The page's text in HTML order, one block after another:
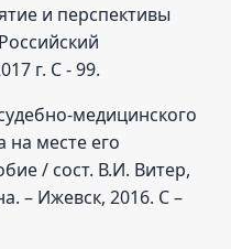
и перспективы
г. С - 99.
медицинского
на месте его
/ сост. В.И. Витер,
– Ижевск, 2016. С –